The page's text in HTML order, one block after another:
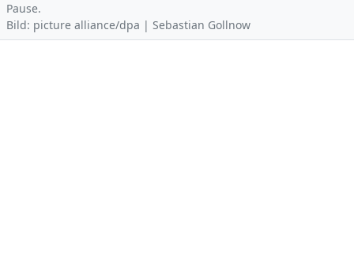
Pause.
Bild: picture alliance/dpa | Sebastian Gollnow